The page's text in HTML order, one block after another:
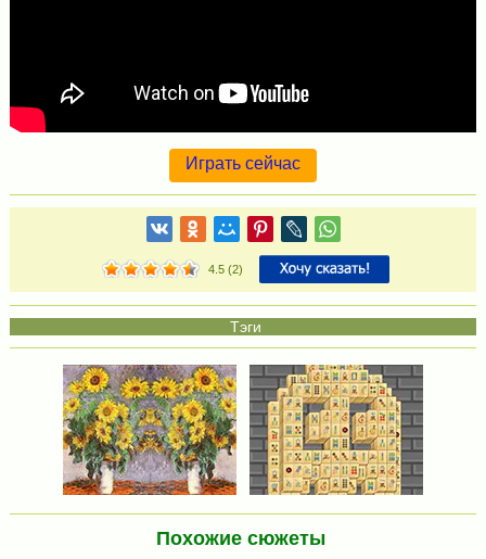
Играть сейчас
4.5(2)
Похожие сюжеты